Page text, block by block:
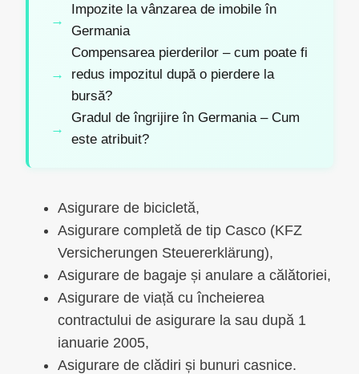
Impozite la vânzarea de imobile în
Germania
Compensarea pierderilor – cum poate fi
redus impozitul după o pierdere la
bursă?
Gradul de îngrijire în Germania – Cum
este atribuit?
Asigurare de bicicletă,
Asigurare completă de tip Casco (KFZ
Versicherungen Steuererklärung),
Asigurare de bagaje și anulare a călătoriei,
Asigurare de viață cu încheierea
contractului de asigurare la sau după 1
ianuarie 2005,
Asigurare de clădiri și bunuri casnice.